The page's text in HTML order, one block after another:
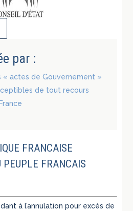
par :
« actes de Gouvernement »
de tout recours
FRANCAISE
PEUPLE FRANCAIS
à l’annulation pour excès de